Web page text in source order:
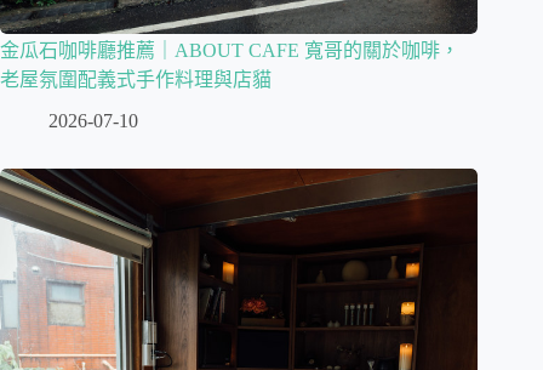
金瓜石咖啡廳推薦｜ABOUT CAFE 寬哥的關於咖啡，
老屋氛圍配義式手作料理與店貓
2026-07-10